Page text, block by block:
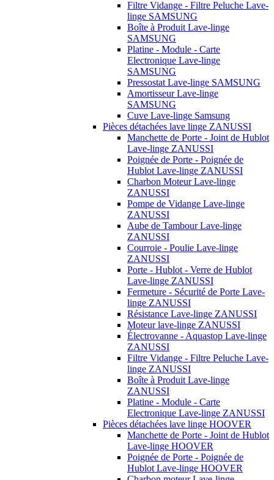
Filtre Vidange - Filtre Peluche Lave-
linge SAMSUNG
Boîte à Produit Lave-linge
SAMSUNG
Platine - Module - Carte
Electronique Lave-linge
SAMSUNG
Pressostat Lave-linge SAMSUNG
Amortisseur Lave-linge
SAMSUNG
Cuve Lave-linge Samsung
Pièces détachées lave linge ZANUSSI
Manchette de Porte - Joint de Hublot
Lave-linge ZANUSSI
Poignée de Porte - Poignée de
Hublot Lave-linge ZANUSSI
Charbon Moteur Lave-linge
ZANUSSI
Pompe de Vidange Lave-linge
ZANUSSI
Aube de Tambour Lave-linge
ZANUSSI
Courroie - Poulie Lave-linge
ZANUSSI
Porte - Hublot - Verre de Hublot
Lave-linge ZANUSSI
Fermeture - Sécurité de Porte Lave-
linge ZANUSSI
Résistance Lave-linge ZANUSSI
Moteur lave-linge ZANUSSI
Électrovanne - Aquastop Lave-linge
ZANUSSI
Filtre Vidange - Filtre Peluche Lave-
linge ZANUSSI
Boîte à Produit Lave-linge
ZANUSSI
Platine - Module - Carte
Electronique Lave-linge ZANUSSI
Pièces détachées lave linge HOOVER
Manchette de Porte - Joint de Hublot
Lave-linge HOOVER
Poignée de Porte - Poignée de
Hublot Lave-linge HOOVER